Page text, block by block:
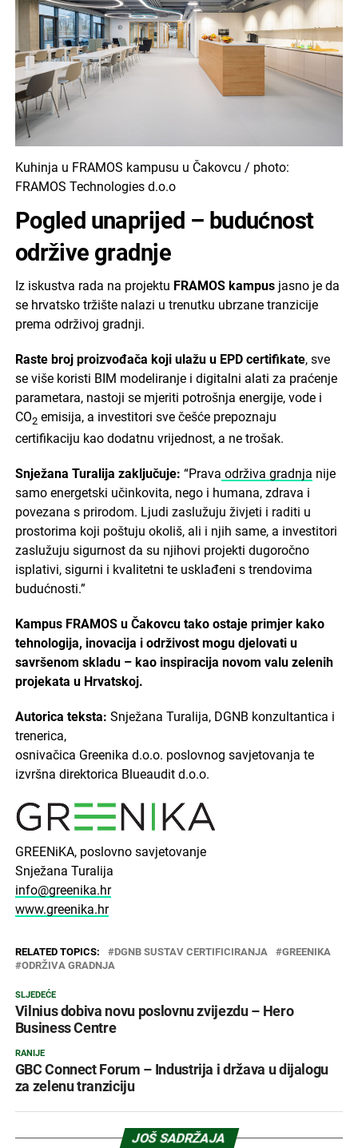
Kuhinja u FRAMOS kampusu u Čakovcu / photo:
FRAMOS Technologies d.o.o
Pogled unaprijed – budućnost
održive gradnje
Iz iskustva rada na projektu FRAMOS kampusjasno je da
se hrvatsko tržište nalazi u trenutku ubrzane tranzicije
prema održivoj gradnji.
Raste broj proizvođača koji ulažu u EPD certifikate, sve
se više koristi BIM modeliranje i digitalni alati za praćenje
parametara, nastoji se mjeriti potrošnja energije, vode i
CO2emisija, a investitori sve češće prepoznaju
certifikaciju kao dodatnu vrijednost, a ne trošak.
Snježana Turalija zaključuje: “Prava održiva gradnja nije
samo energetski učinkovita, nego i humana, zdrava i
povezana s prirodom. Ljudi zaslužuju živjeti i raditi u
prostorima koji poštuju okoliš, ali i njih same, a investitori
zaslužuju sigurnost da su njihovi projekti dugoročno
isplativi, sigurni i kvalitetni te usklađeni s trendovima
budućnosti.”
Kampus FRAMOS u Čakovcu tako ostaje primjer kako
tehnologija, inovacija i održivost mogu djelovati u
savršenom skladu – kao inspiracija novom valu zelenih
projekata u Hrvatskoj.
Autorica teksta: Snježana Turalija, DGNB konzultantica i
trenerica,
osnivačica Greenika d.o.o. poslovnog savjetovanja te
izvršna direktorica Blueaudit d.o.o.
GREENiKA, poslovno savjetovanje
Snježana Turalija
info@greenika.hr
www.greenika.hr
RELATED TOPICS: DGNB SUSTAV CERTIFICIRANJA
GREENIKA
ODRŽIVA GRADNJA
SLJEDEĆE
Vilnius dobiva novu poslovnu zvijezdu – Hero
Business Centre
RANIJE
GBC Connect Forum – Industrija i država u dijalogu
za zelenu tranziciju
JOŠ SADRŽAJA